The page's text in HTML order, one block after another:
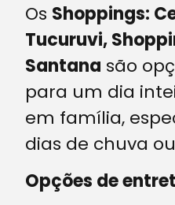
Os Shoppings:
Tucuruvi,
Santana são
para um dia
em família,
dias de chuva
Opções de